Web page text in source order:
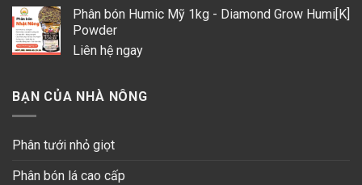
Phân bón Humic Mỹ 1kg - Diamond Grow Humi[K]
Powder
Liên hệ ngay
BẠN CỦA NHÀ NÔNG
Phân tưới nhỏ giọt
Phân bón lá cao cấp